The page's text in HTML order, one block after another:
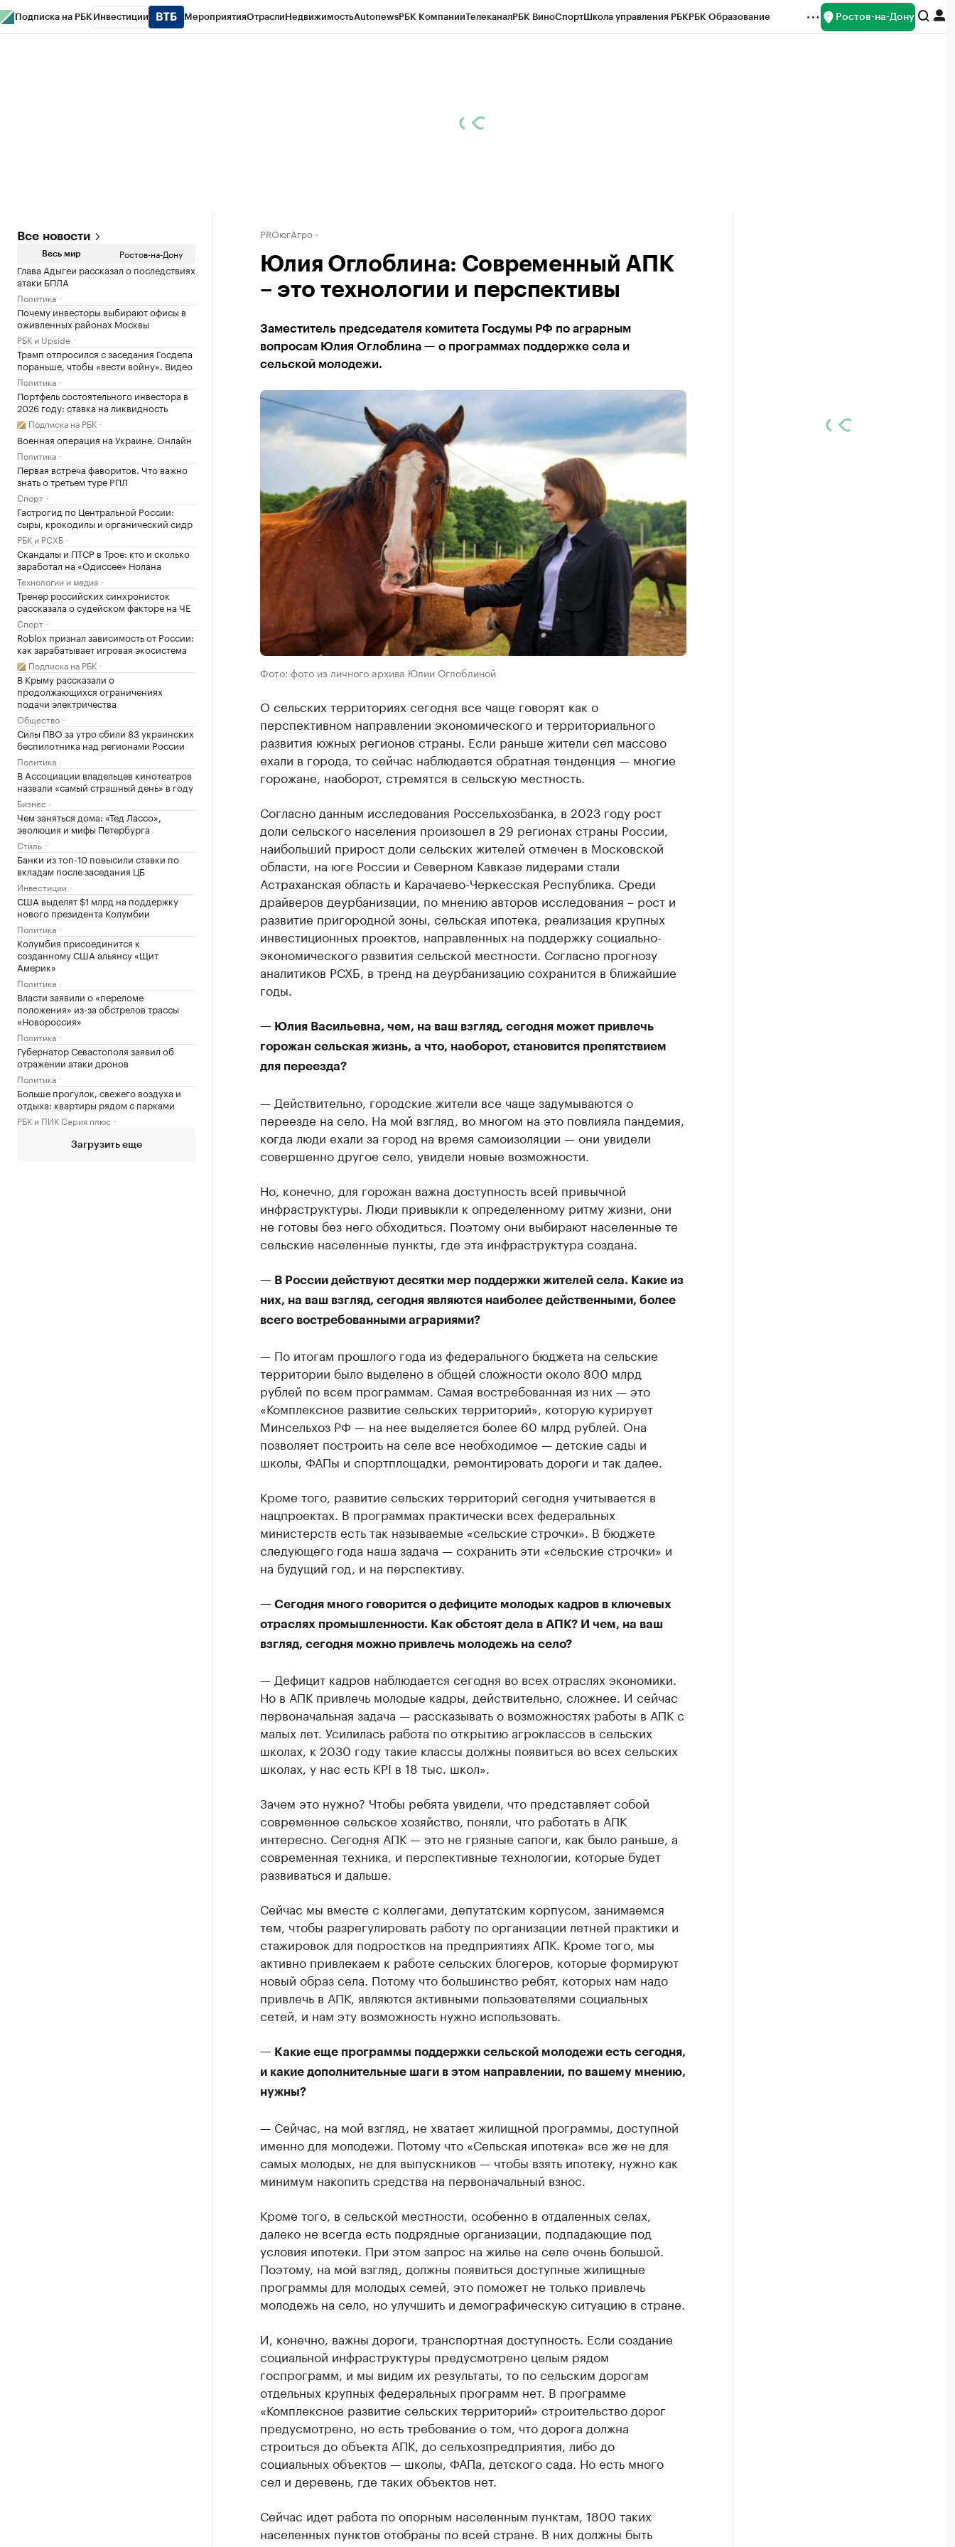
Подписка на РБК Инвестиции МероприятияОтраслиНедвижимостьAutonewsРБК КомпанииТелеканалРБК ВиноСпортШкола управления РБКРБК Образование Ростов-на-Дону
Все новости
Весь мир Ростов-на-Дону
Глава Адыгеи рассказал о последствиях
атаки БПЛА
Политика
Почему инвесторы выбирают офисы в
оживленных районах Москвы
РБК и Upside
Трамп отпросился с заседания Госдепа
пораньше, чтобы «вести войну». Видео
Политика
Портфель состоятельного инвестора в
2026 году: ставка на ликвидность
Подписка на РБК
Военная операция на Украине. Онлайн
Политика
Первая встреча фаворитов. Что важно
знать о третьем туре РПЛ
Спорт
Гастрогид по Центральной России:
сыры, крокодилы и органический сидр
РБК и РСХБ
Скандалы и ПТСР в Трое: кто и сколько
заработал на «Одиссее» Нолана
Технологии и медиа
Тренер российских синхронисток
рассказала о судейском факторе на ЧЕ
Спорт
Roblox признал зависимость от России:
как зарабатывает игровая экосистема
Подписка на РБК
В Крыму рассказали о
продолжающихся ограничениях
подачи электричества
Общество
Силы ПВО за утро сбили 83 украинских
беспилотника над регионами России
Политика
В Ассоциации владельцев кинотеатров
назвали «самый страшный день» в году
Бизнес
Чем заняться дома: «Тед Лассо»,
эволюция и мифы Петербурга
Стиль
Банки из топ-10 повысили ставки по
вкладам после заседания ЦБ
Инвестиции
США выделят $1 млрд на поддержку
нового президента Колумбии
Политика
Колумбия присоединится к
созданному США альянсу «Щит
Америк»
Политика
Власти заявили о «переломе
положения» из-за обстрелов трассы
«Новороссия»
Политика
Губернатор Севастополя заявил об
отражении атаки дронов
Политика
Больше прогулок, свежего воздуха и
отдыха: квартиры рядом с парками
РБК и ПИК Серия плюс
Загрузить еще
PROюгАгро
Юлия Оглоблина: Современный АПК
– это технологии и перспективы
Заместитель председателя комитета Госдумы РФ по аграрным
вопросам Юлия Оглоблина — о программах поддержке села и
сельской молодежи.
Фото: фото из личного архива Юлии Оглоблиной
О сельских территориях сегодня все чаще говорят как о
перспективном направлении экономического и территориального
развития южных регионов страны. Если раньше жители сел массово
ехали в города, то сейчас наблюдается обратная тенденция — многие
горожане, наоборот, стремятся в сельскую местность.
Согласно данным исследования Россельхозбанка, в 2023 году рост
доли сельского населения произошел в 29 регионах страны России,
наибольший прирост доли сельских жителей отмечен в Московской
области, на юге России и Северном Кавказе лидерами стали
Астраханская область и Карачаево-Черкесская Республика. Среди
драйверов деурбанизации, по мнению авторов исследования – рост и
развитие пригородной зоны, сельская ипотека, реализация крупных
инвестиционных проектов, направленных на поддержку социально-
экономического развития сельской местности. Согласно прогнозу
аналитиков РСХБ, в тренд на деурбанизацию сохранится в ближайшие
годы.
— Юлия Васильевна, чем, на ваш взгляд, сегодня может привлечь
горожан сельская жизнь, а что, наоборот, становится препятствием
для переезда?
— Действительно, городские жители все чаще задумываются о
переезде на село. На мой взгляд, во многом на это повлияла пандемия,
когда люди ехали за город на время самоизоляции — они увидели
совершенно другое село, увидели новые возможности.
Но, конечно, для горожан важна доступность всей привычной
инфраструктуры. Люди привыкли к определенному ритму жизни, они
не готовы без него обходиться. Поэтому они выбирают населенные те
сельские населенные пункты, где эта инфраструктура создана.
— В России действуют десятки мер поддержки жителей села. Какие из
них, на ваш взгляд, сегодня являются наиболее действенными, более
всего востребованными аграриями?
— По итогам прошлого года из федерального бюджета на сельские
территории было выделено в общей сложности около 800 млрд
рублей по всем программам. Самая востребованная из них — это
«Комплексное развитие сельских территорий», которую курирует
Минсельхоз РФ — на нее выделяется более 60 млрд рублей. Она
позволяет построить на селе все необходимое — детские сады и
школы, ФАПы и спортплощадки, ремонтировать дороги и так далее.
Кроме того, развитие сельских территорий сегодня учитывается в
нацпроектах. В программах практически всех федеральных
министерств есть так называемые «сельские строчки». В бюджете
следующего года наша задача — сохранить эти «сельские строчки» и
на будущий год, и на перспективу.
— Сегодня много говорится о дефиците молодых кадров в ключевых
отраслях промышленности. Как обстоят дела в АПК? И чем, на ваш
взгляд, сегодня можно привлечь молодежь на село?
— Дефицит кадров наблюдается сегодня во всех отраслях экономики.
Но в АПК привлечь молодые кадры, действительно, сложнее. И сейчас
первоначальная задача — рассказывать о возможностях работы в АПК с
малых лет. Усилилась работа по открытию агроклассов в сельских
школах, к 2030 году такие классы должны появиться во всех сельских
школах, у нас есть KPI в 18 тыс. школ».
Зачем это нужно? Чтобы ребята увидели, что представляет собой
современное сельское хозяйство, поняли, что работать в АПК
интересно. Сегодня АПК — это не грязные сапоги, как было раньше, а
современная техника, и перспективные технологии, которые будет
развиваться и дальше.
Сейчас мы вместе с коллегами, депутатским корпусом, занимаемся
тем, чтобы разрегулировать работу по организации летней практики и
стажировок для подростков на предприятиях АПК. Кроме того, мы
активно привлекаем к работе сельских блогеров, которые формируют
новый образ села. Потому что большинство ребят, которых нам надо
привлечь в АПК, являются активными пользователями социальных
сетей, и нам эту возможность нужно использовать.
— Какие еще программы поддержки сельской молодежи есть сегодня,
и какие дополнительные шаги в этом направлении, по вашему мнению,
нужны?
— Сейчас, на мой взгляд, не хватает жилищной программы, доступной
именно для молодежи. Потому что «Сельская ипотека» все же не для
самых молодых, не для выпускников — чтобы взять ипотеку, нужно как
минимум накопить средства на первоначальный взнос.
Кроме того, в сельской местности, особенно в отдаленных селах,
далеко не всегда есть подрядные организации, подпадающие под
условия ипотеки. При этом запрос на жилье на селе очень большой.
Поэтому, на мой взгляд, должны появиться доступные жилищные
программы для молодых семей, это поможет не только привлечь
молодежь на село, но улучшить и демографическую ситуацию в стране.
И, конечно, важны дороги, транспортная доступность. Если создание
социальной инфраструктуры предусмотрено целым рядом
госпрограмм, и мы видим их результаты, то по сельским дорогам
отдельных крупных федеральных программ нет. В программе
«Комплексное развитие сельских территорий» строительство дорог
предусмотрено, но есть требование о том, что дорога должна
строиться до объекта АПК, до сельхозпредприятия, либо до
социальных объектов — школы, ФАПа, детского сада. Но есть много
сел и деревень, где таких объектов нет.
Сейчас идет работа по опорным населенным пунктам, 1800 таких
населенных пунктов отобраны по всей стране. В них должны быть